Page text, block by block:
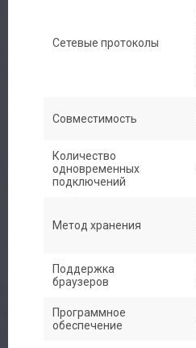
Доставка
Сетевые протоколы
Совместимость
Количество
одновременных
подключений
Метод хранения
Поддержка
браузеров
Программное
обеспечение